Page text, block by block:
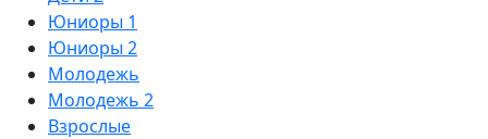
Юниоры 1
Юниоры 2
Молодежь
Молодежь 2
Взрослые